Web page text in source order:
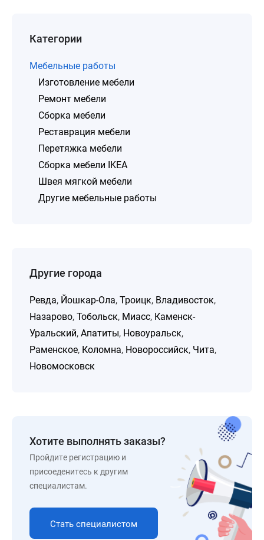
Категории
Мебельные работы
Изготовление мебели
Ремонт мебели
Сборка мебели
Реставрация мебели
Перетяжка мебели
Сборка мебели IKEA
Швея мягкой мебели
Другие мебельные работы
Другие города
Ревда, Йошкар-Ола, Троицк, Владивосток,
Назарово, Тобольск, Миасс, Каменск-
Уральский, Апатиты, Новоуральск,
Раменское, Коломна, Новороссийск, Чита,
Новомосковск
Хотите выполнять заказы?
Пройдите регистрацию и
присоеденитесь к другим
специалистам.
Стать специалистом